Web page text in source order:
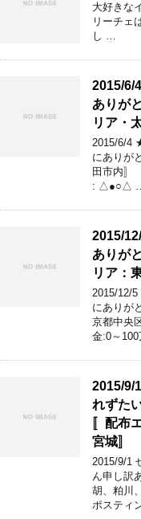
大好きな
リーチェ
し …
2015/
ありが
リア・
2015/6/4
にありが
田市内〛
: △●○△
2015/
ありが
リア：
2015/12/
にありが
京都中央
金:0～
2015/9/
れずた
〚配布
宮城〛
2015/9/1
ん申し訳
胡、粕川
ポスティ